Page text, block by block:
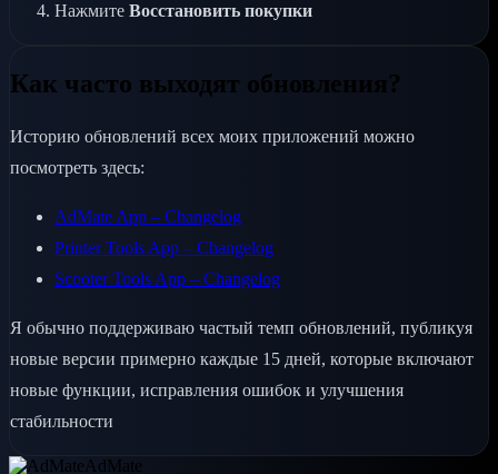
Нажмите Восстановить покупки
Как часто выходят обновления?
Историю обновлений всех моих приложений можно
посмотреть здесь:
AdMate App – Changelog
Printer Tools App – Changelog
Scooter Tools App – Changelog
Я обычно поддерживаю частый темп обновлений, публикуя
новые версии примерно каждые 15 дней, которые включают
новые функции, исправления ошибок и улучшения
стабильности
AdMate